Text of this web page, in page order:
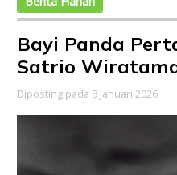
Bayi Panda
Satrio
Diposting pada 8 Januari 2026